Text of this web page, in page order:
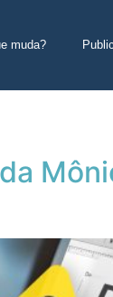
muda?